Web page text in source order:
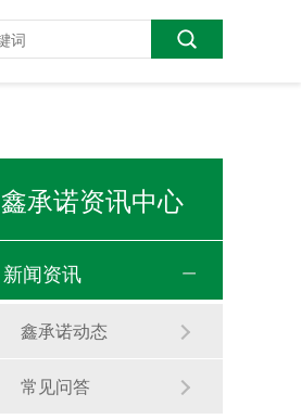
鑫承诺资讯中心
新闻资讯
鑫承诺动态
常见问答
智能真空清洗机